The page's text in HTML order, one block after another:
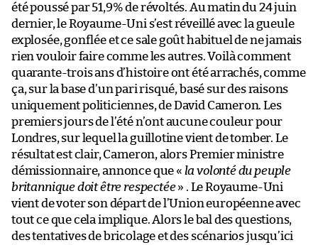
été poussé par 51,9% de révoltés. Au matin du 24 juin
dernier, le Royaume-Uni s’est réveillé avec la gueule
explosée, gonflée et ce sale goût habituel de ne jamais
rien vouloir faire comme les autres. Voilà comment
quarante-trois ans d’histoire ont été arrachés, comme
ça, sur la base d’un pari risqué, basé sur des raisons
uniquement politiciennes, de David Cameron. Les
premiers jours de l’été n’ont aucune couleur pour
Londres, sur lequel la guillotine vient de tomber. Le
résultat est clair, Cameron, alors Premier ministre
démissionnaire, annonce que « la volonté du peuple
britannique doit être respectée» . Le Royaume-Uni
vient de voter son départ de l’Union européenne avec
tout ce que cela implique. Alors le bal des questions,
des tentatives de bricolage et des scénarios jusqu’ici